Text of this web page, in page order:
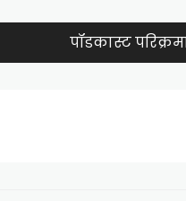
पॉडकास्ट